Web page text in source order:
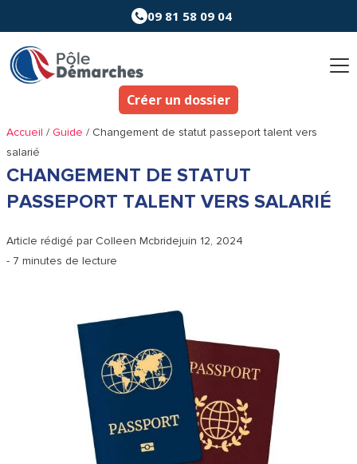
au
contenu
09 81 58 09 04
Créer un dossier
Accueil /Guide / Changement de statut passeport talent vers
salarié
CHANGEMENT DE STATUT
PASSEPORT TALENT VERS SALARIÉ
Article rédigé par Colleen Mcbridejuin 12, 2024
- 7 minutes de lecture